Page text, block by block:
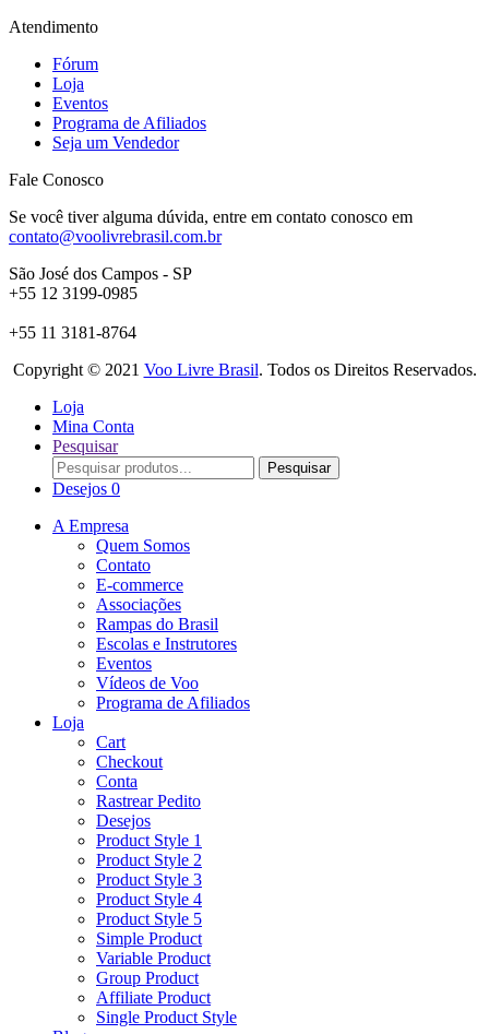
Atendimento
Fórum
Loja
Eventos
Programa de Afiliados
Seja um Vendedor
Fale Conosco
Se você tiver alguma dúvida, entre em contato conosco em
contato@voolivrebrasil.com.br
São José dos Campos - SP
+55 12 3199-0985
+55 11 3181-8764
Copyright © 2021 Voo Livre Brasil. Todos os Direitos Reservados.
Loja
Mina Conta
Pesquisar
Procurar:
Pesquisar
Desejos 0
A Empresa
Quem Somos
Contato
E-commerce
Associações
Rampas do Brasil
Escolas e Instrutores
Eventos
Vídeos de Voo
Programa de Afiliados
Loja
Cart
Checkout
Conta
Rastrear Pedito
Desejos
Product Style 1
Product Style 2
Product Style 3
Product Style 4
Product Style 5
Simple Product
Variable Product
Group Product
Affiliate Product
Single Product Style